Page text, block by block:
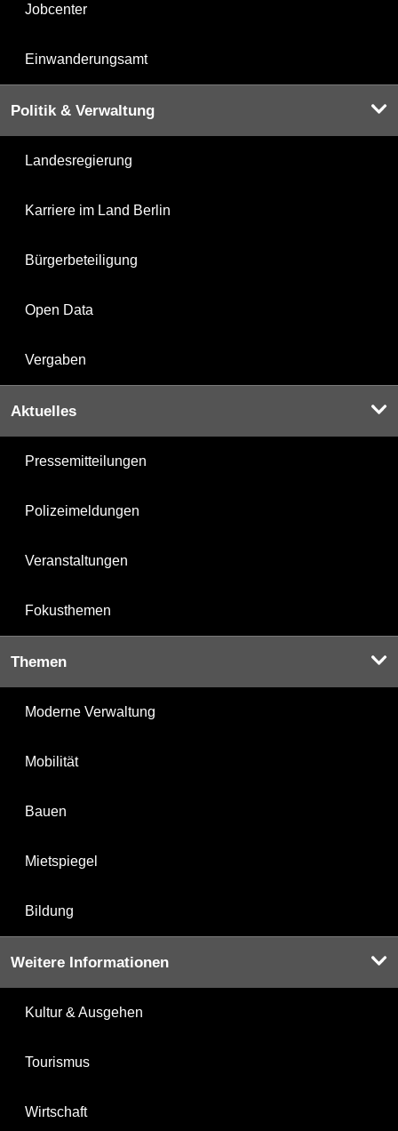
Jobcenter
Einwanderungsamt
Politik & Verwaltung
Landesregierung
Karriere im Land Berlin
Bürgerbeteiligung
Open Data
Vergaben
Aktuelles
Pressemitteilungen
Polizeimeldungen
Veranstaltungen
Fokusthemen
Themen
Moderne Verwaltung
Mobilität
Bauen
Mietspiegel
Bildung
Weitere Informationen
Kultur & Ausgehen
Tourismus
Wirtschaft